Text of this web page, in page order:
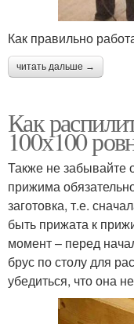
Как правильно
читать дальше →
Как
100х100
Также не забывайте
прижима
заготовка, т.е.
быть прижата к
момент – перед
брус по столу для
убедиться, что она